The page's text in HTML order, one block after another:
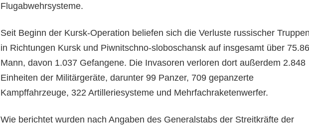
Flugabwehrsysteme.
Seit Beginn der Kursk-Operation beliefen sich die Verluste russischer
in Richtungen Kursk und Piwnitschno-sloboschansk auf insgesamt über
Mann, davon 1.037 Gefangene. Die Invasoren verloren dort außerdem 2.848
Einheiten der Militärgeräte, darunter 99 Panzer, 709 gepanzerte
Kampffahrzeuge, 322 Artilleriesysteme und Mehrfachraketenwerfer.
Wie berichtet wurden nach Angaben des Generalstabs der Streitkräfte der